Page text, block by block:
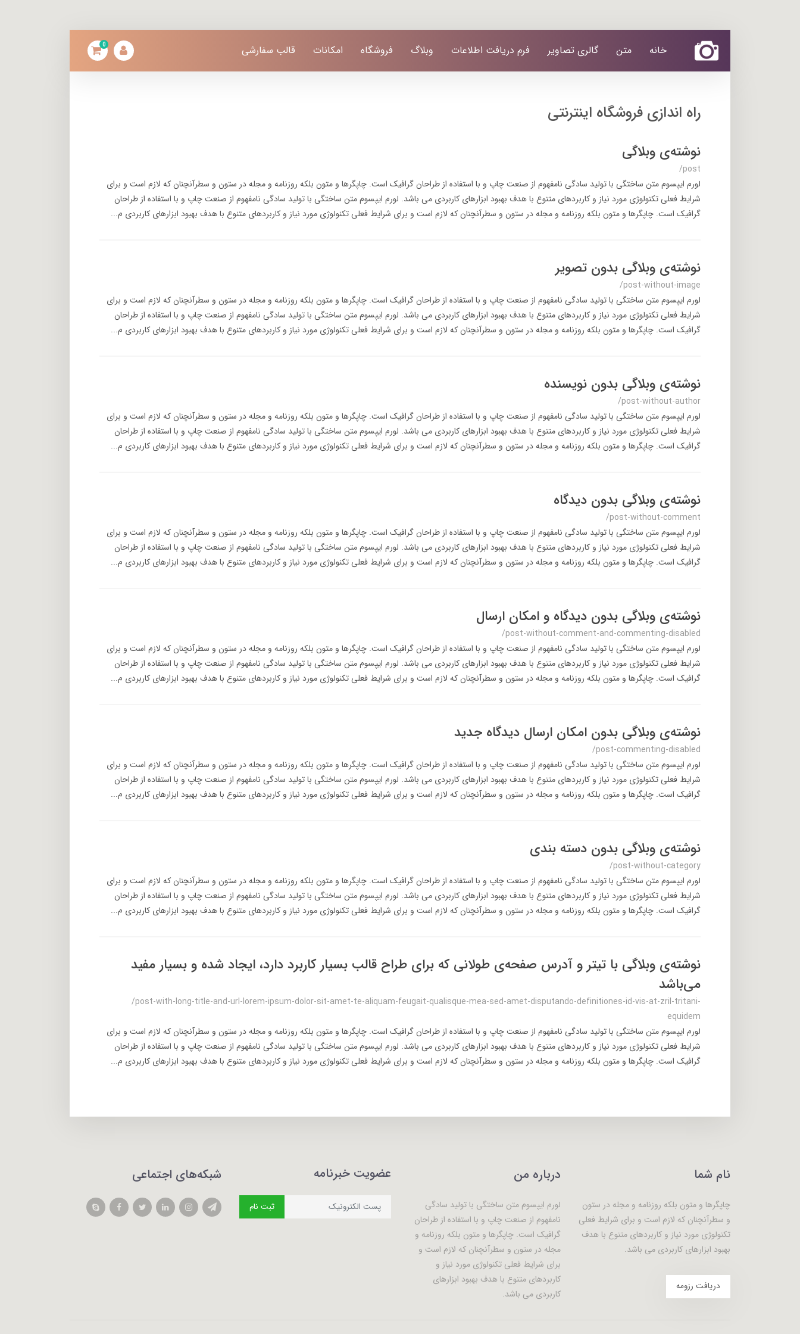
خانه متن گالری تصاویر فرم دریافت اطلاعات وبلاگ فروشگاه امکانات قالب سفارشی 0
راه اندازی فروشگاه اینترنتی
نوشته‌ی وبلاگی
/post
لورم ایپسوم متن ساختگی با تولید سادگی نامفهوم از صنعت چاپ و با استفاده از طراحان گرافیک است. چاپگرها و متون بلکه روزنامه و مجله در ستون و سطرآنچنان که لازم است و برای
شرایط فعلی تکنولوژی مورد نیاز و کاربردهای متنوع با هدف بهبود ابزارهای کاربردی می باشد. لورم ایپسوم متن ساختگی با تولید سادگی نامفهوم از صنعت چاپ و با استفاده از طراحان
گرافیک است. چاپگرها و متون بلکه روزنامه و مجله در ستون و سطرآنچنان که لازم است و برای شرایط فعلی تکنولوژی مورد نیاز و کاربردهای متنوع با هدف بهبود ابزارهای کاربردی م...
نوشته‌ی وبلاگی بدون تصویر
/post-without-image
لورم ایپسوم متن ساختگی با تولید سادگی نامفهوم از صنعت چاپ و با استفاده از طراحان گرافیک است. چاپگرها و متون بلکه روزنامه و مجله در ستون و سطرآنچنان که لازم است و برای
شرایط فعلی تکنولوژی مورد نیاز و کاربردهای متنوع با هدف بهبود ابزارهای کاربردی می باشد. لورم ایپسوم متن ساختگی با تولید سادگی نامفهوم از صنعت چاپ و با استفاده از طراحان
گرافیک است. چاپگرها و متون بلکه روزنامه و مجله در ستون و سطرآنچنان که لازم است و برای شرایط فعلی تکنولوژی مورد نیاز و کاربردهای متنوع با هدف بهبود ابزارهای کاربردی م...
نوشته‌ی وبلاگی بدون نویسنده
/post-without-author
لورم ایپسوم متن ساختگی با تولید سادگی نامفهوم از صنعت چاپ و با استفاده از طراحان گرافیک است. چاپگرها و متون بلکه روزنامه و مجله در ستون و سطرآنچنان که لازم است و برای
شرایط فعلی تکنولوژی مورد نیاز و کاربردهای متنوع با هدف بهبود ابزارهای کاربردی می باشد. لورم ایپسوم متن ساختگی با تولید سادگی نامفهوم از صنعت چاپ و با استفاده از طراحان
گرافیک است. چاپگرها و متون بلکه روزنامه و مجله در ستون و سطرآنچنان که لازم است و برای شرایط فعلی تکنولوژی مورد نیاز و کاربردهای متنوع با هدف بهبود ابزارهای کاربردی م...
نوشته‌ی وبلاگی بدون دیدگاه
/post-without-comment
لورم ایپسوم متن ساختگی با تولید سادگی نامفهوم از صنعت چاپ و با استفاده از طراحان گرافیک است. چاپگرها و متون بلکه روزنامه و مجله در ستون و سطرآنچنان که لازم است و برای
شرایط فعلی تکنولوژی مورد نیاز و کاربردهای متنوع با هدف بهبود ابزارهای کاربردی می باشد. لورم ایپسوم متن ساختگی با تولید سادگی نامفهوم از صنعت چاپ و با استفاده از طراحان
گرافیک است. چاپگرها و متون بلکه روزنامه و مجله در ستون و سطرآنچنان که لازم است و برای شرایط فعلی تکنولوژی مورد نیاز و کاربردهای متنوع با هدف بهبود ابزارهای کاربردی م...
نوشته‌ی وبلاگی بدون دیدگاه و امکان ارسال
/post-without-comment-and-commenting-disabled
لورم ایپسوم متن ساختگی با تولید سادگی نامفهوم از صنعت چاپ و با استفاده از طراحان گرافیک است. چاپگرها و متون بلکه روزنامه و مجله در ستون و سطرآنچنان که لازم است و برای
شرایط فعلی تکنولوژی مورد نیاز و کاربردهای متنوع با هدف بهبود ابزارهای کاربردی می باشد. لورم ایپسوم متن ساختگی با تولید سادگی نامفهوم از صنعت چاپ و با استفاده از طراحان
گرافیک است. چاپگرها و متون بلکه روزنامه و مجله در ستون و سطرآنچنان که لازم است و برای شرایط فعلی تکنولوژی مورد نیاز و کاربردهای متنوع با هدف بهبود ابزارهای کاربردی م...
نوشته‌ی وبلاگی بدون امکان ارسال دیدگاه جدید
/post-commenting-disabled
لورم ایپسوم متن ساختگی با تولید سادگی نامفهوم از صنعت چاپ و با استفاده از طراحان گرافیک است. چاپگرها و متون بلکه روزنامه و مجله در ستون و سطرآنچنان که لازم است و برای
شرایط فعلی تکنولوژی مورد نیاز و کاربردهای متنوع با هدف بهبود ابزارهای کاربردی می باشد. لورم ایپسوم متن ساختگی با تولید سادگی نامفهوم از صنعت چاپ و با استفاده از طراحان
گرافیک است. چاپگرها و متون بلکه روزنامه و مجله در ستون و سطرآنچنان که لازم است و برای شرایط فعلی تکنولوژی مورد نیاز و کاربردهای متنوع با هدف بهبود ابزارهای کاربردی م...
نوشته‌ی وبلاگی بدون دسته بندی
/post-without-category
لورم ایپسوم متن ساختگی با تولید سادگی نامفهوم از صنعت چاپ و با استفاده از طراحان گرافیک است. چاپگرها و متون بلکه روزنامه و مجله در ستون و سطرآنچنان که لازم است و برای
شرایط فعلی تکنولوژی مورد نیاز و کاربردهای متنوع با هدف بهبود ابزارهای کاربردی می باشد. لورم ایپسوم متن ساختگی با تولید سادگی نامفهوم از صنعت چاپ و با استفاده از طراحان
گرافیک است. چاپگرها و متون بلکه روزنامه و مجله در ستون و سطرآنچنان که لازم است و برای شرایط فعلی تکنولوژی مورد نیاز و کاربردهای متنوع با هدف بهبود ابزارهای کاربردی م...
نوشته‌ی وبلاگی با تیتر و آدرس صفحه‌ی طولانی که برای طراح قالب بسیار کاربرد دارد، ایجاد شده و بسیار مفید
می‌باشد
/post-with-long-title-and-url-lorem-ipsum-dolor-sit-amet-te-aliquam-feugait-qualisque-mea-sed-amet-disputando-definitiones-id-vis-at-zril-tritani-
equidem
لورم ایپسوم متن ساختگی با تولید سادگی نامفهوم از صنعت چاپ و با استفاده از طراحان گرافیک است. چاپگرها و متون بلکه روزنامه و مجله در ستون و سطرآنچنان که لازم است و برای
شرایط فعلی تکنولوژی مورد نیاز و کاربردهای متنوع با هدف بهبود ابزارهای کاربردی می باشد. لورم ایپسوم متن ساختگی با تولید سادگی نامفهوم از صنعت چاپ و با استفاده از طراحان
گرافیک است. چاپگرها و متون بلکه روزنامه و مجله در ستون و سطرآنچنان که لازم است و برای شرایط فعلی تکنولوژی مورد نیاز و کاربردهای متنوع با هدف بهبود ابزارهای کاربردی م...
نام شما
چاپگرها و متون بلکه روزنامه و مجله در ستون
و سطرآنچنان که لازم است و برای شرایط فعلی
تکنولوژی مورد نیاز و کاربردهای متنوع با هدف
بهبود ابزارهای کاربردی می باشد.
دریافت رزومه
درباره من
لورم ایپسوم متن ساختگی با تولید سادگی
نامفهوم از صنعت چاپ و با استفاده از طراحان
گرافیک است. چاپگرها و متون بلکه روزنامه و
مجله در ستون و سطرآنچنان که لازم است و
برای شرایط فعلی تکنولوژی مورد نیاز و
کاربردهای متنوع با هدف بهبود ابزارهای
کاربردی می باشد.
عضویت خبرنامه
ثبت نام
شبکه‌های اجتماعی